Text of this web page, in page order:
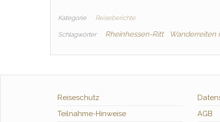
Kategorie Reiseberichte
Schlagwörter Rheinhessen-Ritt Wanderreiten
Reiseschutz
Teilnahme-Hinweise
AGB